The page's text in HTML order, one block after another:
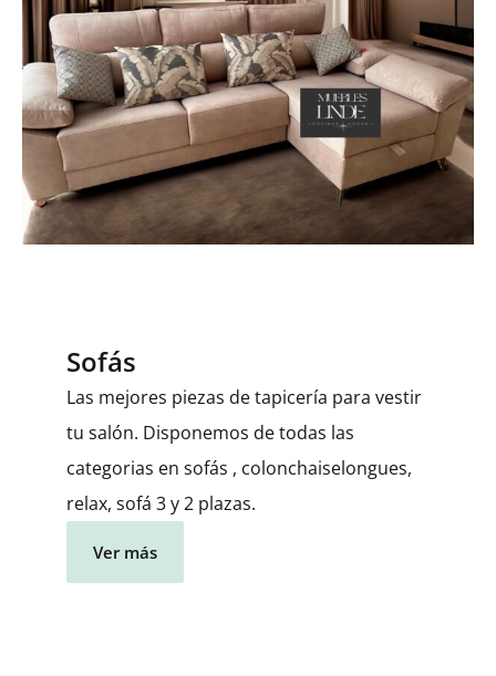
Sofás
Las mejores piezas de tapicería para vestir
tu salón. Disponemos de todas las
categorias en sofás , colonchaiselongues,
relax, sofá 3 y 2 plazas.
Ver más